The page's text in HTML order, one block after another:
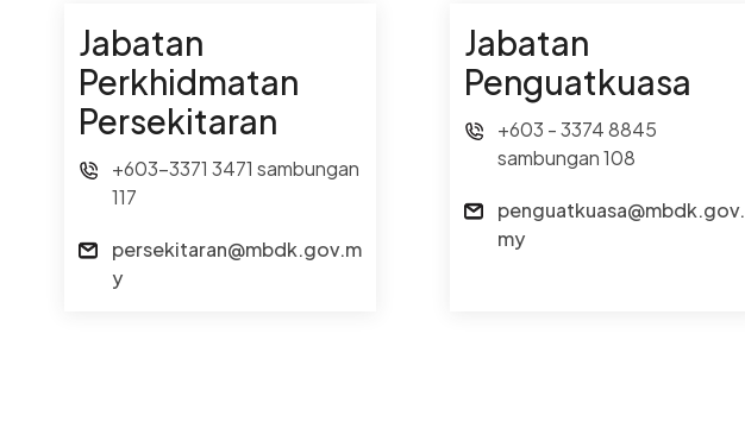
Jabatan
Perkhidmatan
Persekitaran
+603-3371 3471 sambungan
117
persekitaran@mbdk.gov.m
y
Jabatan
Penguatkuasa
+603 - 3374 8845
sambungan 108
penguatkuasa@mbdk.gov.
my